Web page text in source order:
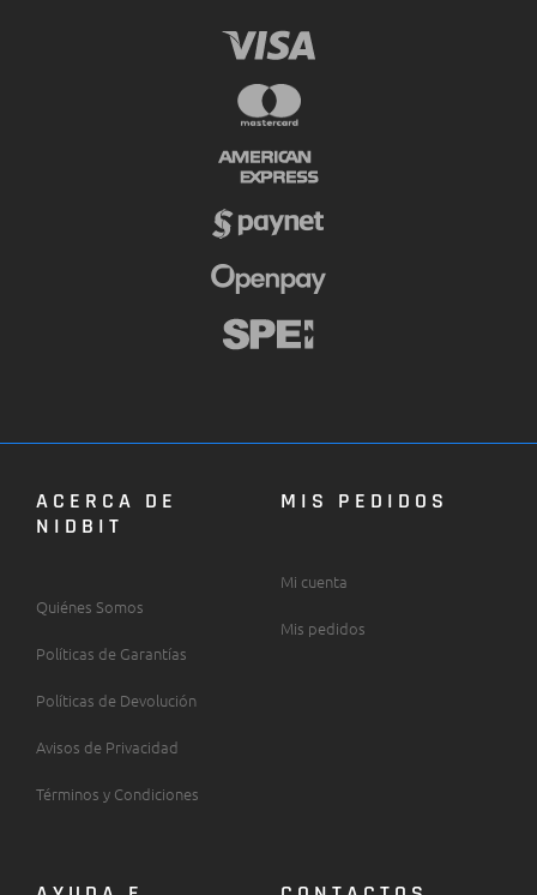
ACERCA DE
NIDBIT
Quiénes Somos
Políticas de Garantías
Políticas de Devolución
Avisos de Privacidad
Términos y Condiciones
MIS PEDIDOS
Mi cuenta
Mis pedidos